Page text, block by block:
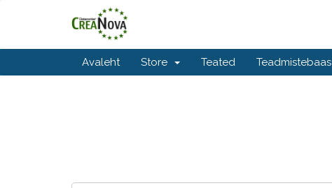
Avaleht Store Teated Teadmistebaas